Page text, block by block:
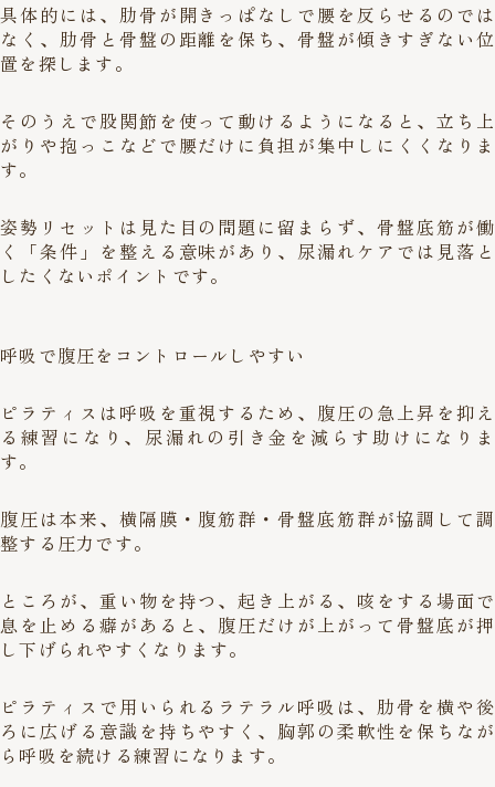
具体的には、肋骨が開きっぱなしで腰を反らせるのでは
なく、肋骨と骨盤の距離を保ち、骨盤が傾きすぎない位
置を探します。
そのうえで股関節を使って動けるようになると、立ち上
がりや抱っこなどで腰だけに負担が集中しにくくなりま
す。
姿勢リセットは見た目の問題に留まらず、骨盤底筋が働
く「条件」を整える意味があり、尿漏れケアでは見落と
したくないポイントです。
呼吸で腹圧をコントロールしやすい
ピラティスは呼吸を重視するため、腹圧の急上昇を抑え
る練習になり、尿漏れの引き金を減らす助けになりま
す。
腹圧は本来、横隔膜・腹筋群・骨盤底筋群が協調して調
整する圧力です。
ところが、重い物を持つ、起き上がる、咳をする場面で
息を止める癖があると、腹圧だけが上がって骨盤底が押
し下げられやすくなります。
ピラティスで用いられるラテラル呼吸は、肋骨を横や後
ろに広げる意識を持ちやすく、胸郭の柔軟性を保ちなが
ら呼吸を続ける練習になります。